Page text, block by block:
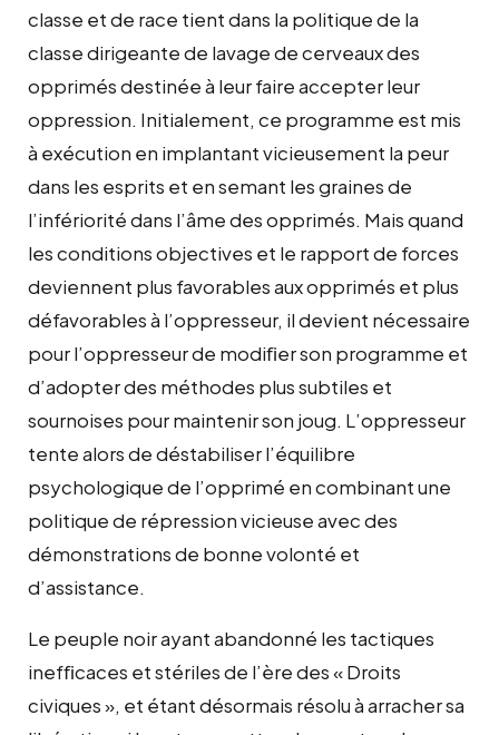
classe et de race tient dans la politique de la
classe dirigeante de lavage de cerveaux des
opprimés destinée à leur faire accepter leur
oppression. Initialement, ce programme est mis
à exécution en implantant vicieusement la peur
dans les esprits et en semant les graines de
l’infériorité dans l’âme des opprimés. Mais quand
les conditions objectives et le rapport de forces
deviennent plus favorables aux opprimés et plus
défavorables à l’oppresseur, il devient nécessaire
pour l’oppresseur de modiﬁer son programme et
d’adopter des méthodes plus subtiles et
sournoises pour maintenir son joug. L’oppresseur
tente alors de déstabiliser l’équilibre
psychologique de l’opprimé en combinant une
politique de répression vicieuse avec des
démonstrations de bonne volonté et
d’assistance.
Le peuple noir ayant abandonné les tactiques
inefﬁcaces et stériles de l’ère des « Droits
civiques », et étant désormais résolu à arracher sa